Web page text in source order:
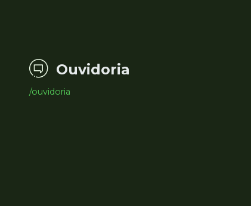
Ouvidoria
/ouvidoria